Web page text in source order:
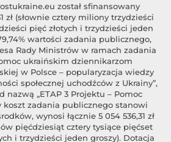
został sfinansowany
zł (słownie cztery miliony trzydzieści
pięć złotych i trzydzieści jeden
wartości zadania publicznego,
Rady Ministrów w ramach zadania
ukraińskim dziennikarzom
w Polsce – popularyzacja wiedzy
społecznej uchodźców z Ukrainy”,
nazwą „ETAP 3 Projektu – Pomoc
koszt zadania publicznego stanowi
wynosi łącznie 5 054 536,31 zł
pięćdziesiąt cztery tysiące pięćset
i trzydzieści jeden groszy). Dotacja